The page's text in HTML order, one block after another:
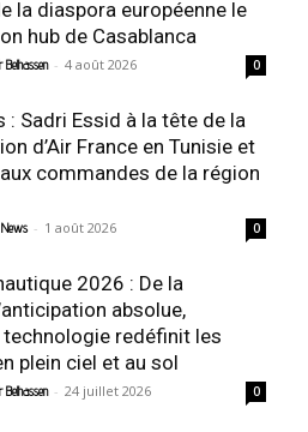
la diaspora européenne le
hub de Casablanca
Belhassen - 4 août 2026 0
: Sadri Essid à la tête de la
d’Air France en Tunisie et
commandes de la région
- 1 août 2026 0
2026 : De la
absolue,
redéfinit les
plein ciel et au sol
Belhassen - 24 juillet 2026 0